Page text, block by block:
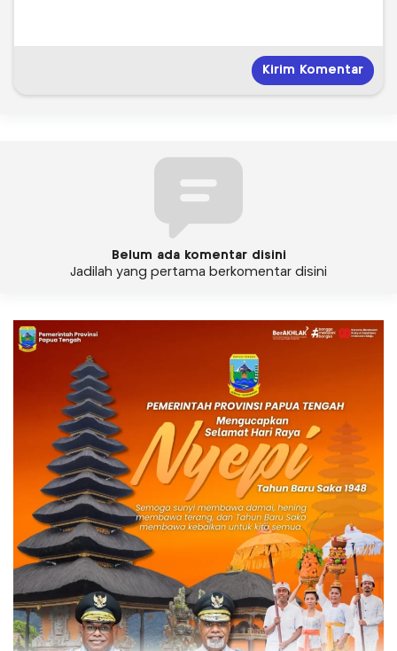
Belum ada komentar disini
Jadilah yang pertama berkomentar disini